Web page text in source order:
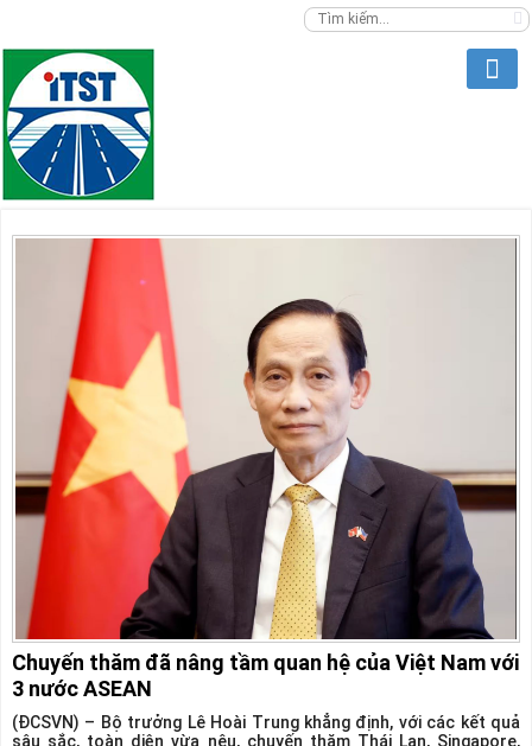
Chuyến thăm đã nâng tầm quan hệ của Việt Nam với
3 nước ASEAN
(ĐCSVN) – Bộ trưởng Lê Hoài Trung khẳng định, với các kết quả
sâu sắc, toàn diện vừa nêu, chuyến thăm Thái Lan, Singapore,